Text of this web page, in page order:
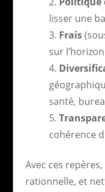
lisser une
Frais
sur
santé,
cohérence
Avec ces
rationnelle, et